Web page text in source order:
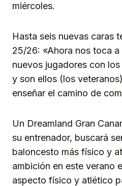
miércoles.
Hasta seis nuevas caras
25/26: «Ahora nos toca
nuevos jugadores con
y son ellos (los
enseñar el camino de
Un Dreamland Gran
su entrenador, buscará
baloncesto más físico y
ambición en este verano
aspecto físico y atlético